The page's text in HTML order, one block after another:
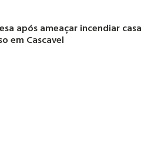
após ameaçar incendiar
em Cascavel